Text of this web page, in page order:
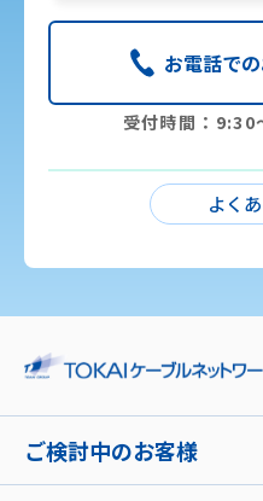
お電話で
受付時間：
よく
ご検討中のお客様